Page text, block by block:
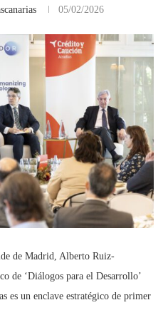
05/02/2026
de Madrid, Alberto Ruiz-
de ‘Diálogos para el Desarrollo’
es un enclave estratégico de primer